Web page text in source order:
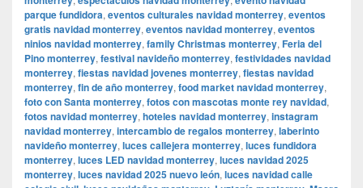
parque fundidora, eventos culturales navidad monterrey, eventos
gratis navidad monterrey, eventos navidad monterrey, eventos
ninios navidad monterrey, family Christmas monterrey, Feria del
Pino monterrey, festival navideño monterrey, festividades navidad
monterrey, fiestas navidad jovenes monterrey, fiestas navidad
monterrey, fin de año monterrey, food market navidad monterrey,
foto con Santa monterrey, fotos con mascotas monte rey navidad,
fotos navidad monterrey, hoteles navidad monterrey, instagram
navidad monterrey, intercambio de regalos monterrey, laberinto
navideño monterrey, luces callejera monterrey, luces fundidora
monterrey, luces LED navidad monterrey, luces navidad 2025
monterrey, luces navidad 2025 nuevo león, luces navidad calle